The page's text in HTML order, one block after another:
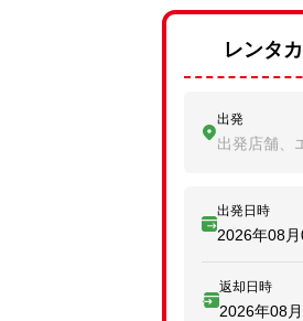
レンタ
出発
出発店舗、
出発日時
2026年08
返却日時
2026年08